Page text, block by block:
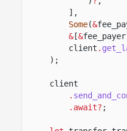
],
Some(&
&[&
client .
);
client
.
.await? ;